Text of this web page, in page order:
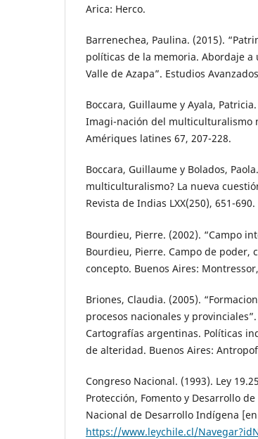
Arica: Herco.
Barrenechea, Paulina. (2015).
políticas de la memoria. Abordaje
Valle de Azapa”. Estudios
Boccara, Guillaume y Ayala,
Imagi-nación del multiculturalismo
Amériques latines 67, 207-228.
Boccara, Guillaume y Bolados,
multiculturalismo? La nueva
Revista de Indias LXX(250), 651-690.
Bourdieu, Pierre. (2002). “Campo
Bourdieu, Pierre. Campo de
concepto. Buenos Aires:
Briones, Claudia. (2005).
procesos nacionales y
Cartografías argentinas. Políticas
de alteridad. Buenos Aires:
Congreso Nacional. (1993). Ley
Protección, Fomento y Desarrollo
Nacional de Desarrollo Indígena
https://www.leychile.cl/